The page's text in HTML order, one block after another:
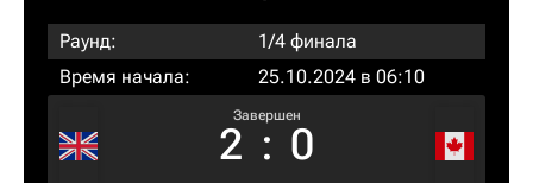
Раунд:
1/4 финала
Время начала:
25.10.2024 в 06:10
Завершен
2 : 0